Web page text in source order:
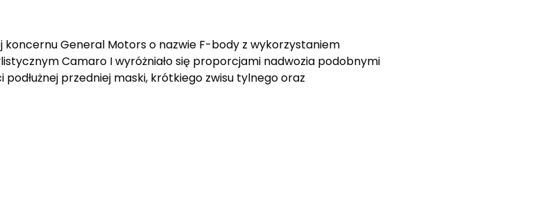
koncernu General Motors o nazwie F-body z wykorzystaniem
Camaro I wyróżniało się proporcjami nadwozia podobnymi
przedniej maski, krótkiego zwisu tylnego oraz